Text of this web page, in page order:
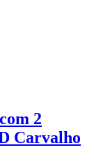
2
Carvalho